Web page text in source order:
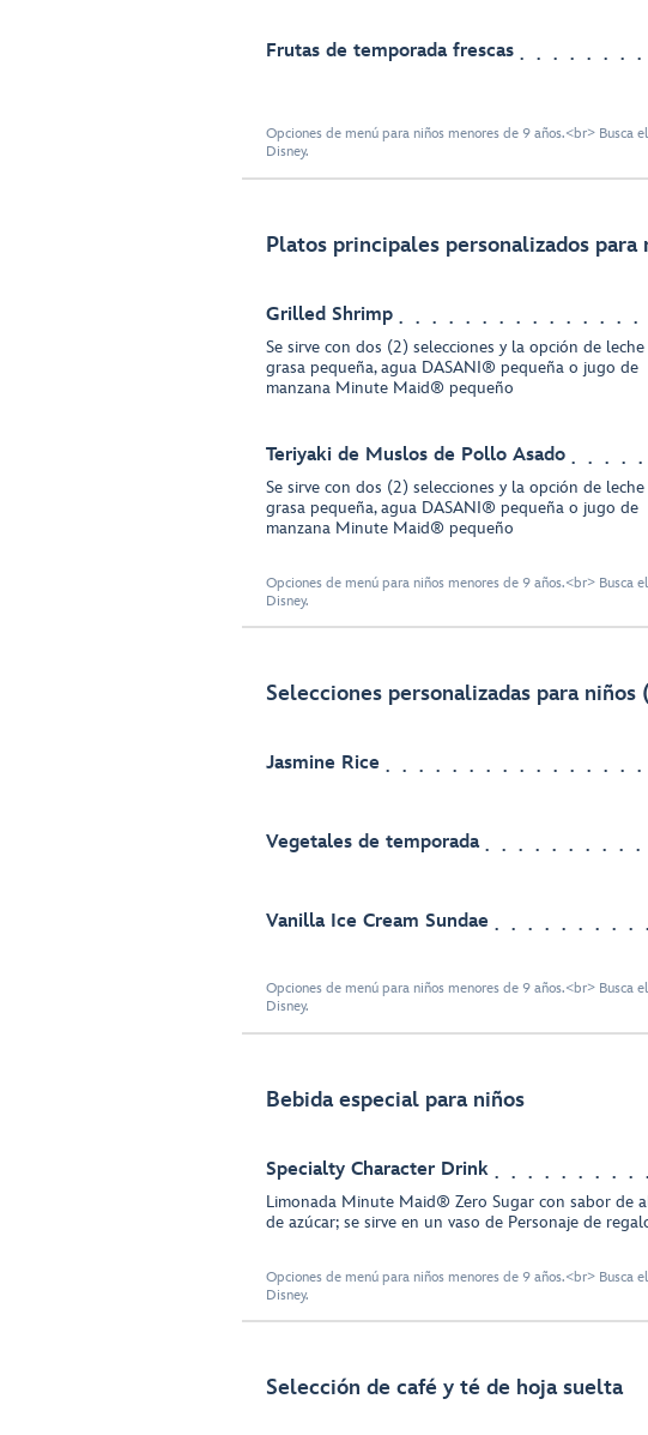
Frutas de temporada frescas
Opciones de menú para niños menores de 9 años.<br> Busca
Disney.
Platos principales personalizados
Grilled Shrimp
Se sirve con dos (2) selecciones y la opción de leche
grasa pequeña, agua DASANI® pequeña o jugo de
manzana Minute Maid® pequeño
Teriyaki de Muslos de Pollo Asado
Se sirve con dos (2) selecciones y la opción de leche
grasa pequeña, agua DASANI® pequeña o jugo de
manzana Minute Maid® pequeño
Opciones de menú para niños menores de 9 años.<br> Busca
Disney.
Selecciones personalizadas para niños
Jasmine Rice
Vegetales de temporada
Vanilla Ice Cream Sundae
Opciones de menú para niños menores de 9 años.<br> Busca
Disney.
Bebida especial para niños
Specialty Character Drink
Limonada Minute Maid® Zero Sugar con sabor de
de azúcar; se sirve en un vaso de Personaje de
Opciones de menú para niños menores de 9 años.<br> Busca
Disney.
Selección de café y té de hoja suelta